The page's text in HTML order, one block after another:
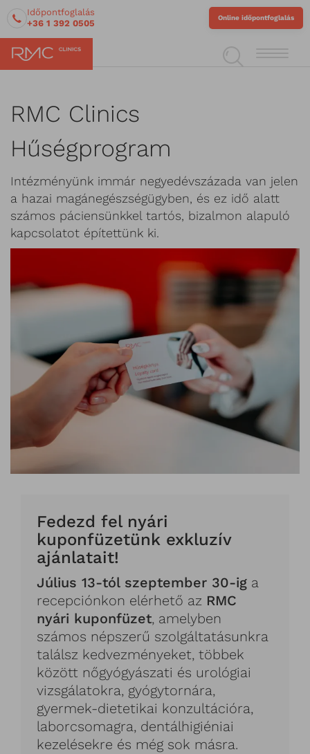
Időpontfoglalás
+36 1 392 0505
Online időpontfoglalás
RMC Clinics
Hűségprogram
Intézményünk immár negyedévszázada van jelen
a hazai magánegészségügyben, és ez idő alatt
számos páciensünkkel tartós, bizalmon alapuló
kapcsolatot építettünk ki.
Fedezd fel nyári
kuponfüzetünk exkluzív
ajánlatait!
Július 13-tól szeptember 30-ig a
recepciónkon elérhető az RMC
nyári kuponfüzet, amelyben
számos népszerű szolgáltatásunkra
találsz kedvezményeket, többek
között nőgyógyászati és urológiai
vizsgálatokra, gyógytornára,
gyermek-dietetikai konzultációra,
laborcsomagra, dentálhigiéniai
kezelésekre és még sok másra.